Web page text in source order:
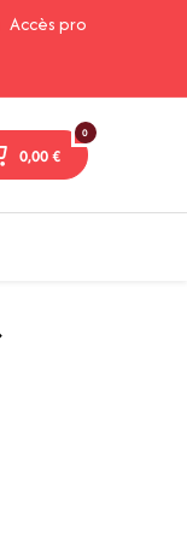
Accès pro
0
0,00€